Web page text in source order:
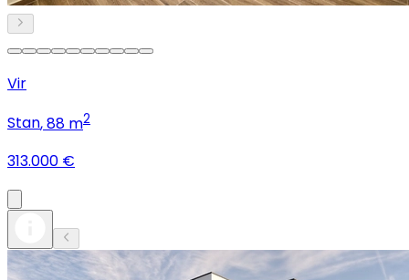
Vir
Stan, 88 m2
313.000 €